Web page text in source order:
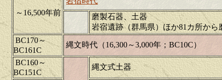
～16,500年前
磨製石器、土器
岩宿遺跡（群馬県）ほか81カ所から
BC170～
BC161C
縄文時代（16,300～3,000年；BC10C）
BC160～
BC151C
縄文式土器